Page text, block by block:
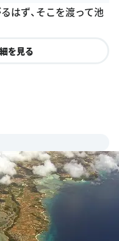
はず、そこを渡って池
を見る